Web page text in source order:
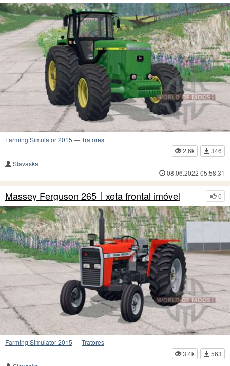
Farming Simulator 2015 —Tratores
2.6k
346
Slavaska
08.06.2022 05:58:31
0
Massey Ferguson 265〡xeta frontal imóvel
Farming Simulator 2015 —Tratores
3.4k
563